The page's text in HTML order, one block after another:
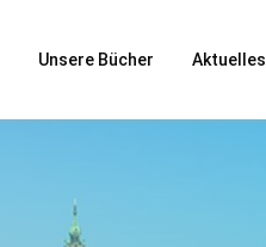
Unsere Bücher Aktuelles